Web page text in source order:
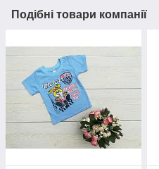
Подібні товари компанії